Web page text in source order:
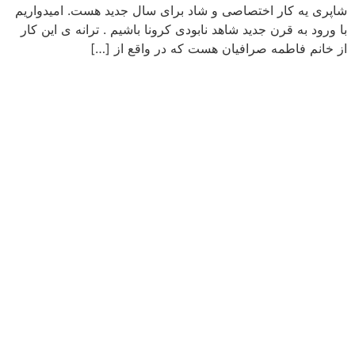
شاپری یه کار اختصاصی و شاد برای سال جدید هست. امیدواریم
با ورود به قرن جدید شاهد نابودی کرونا باشیم . ترانه ی این کار
از خانم فاطمه صرافیان هست که در واقع از […]